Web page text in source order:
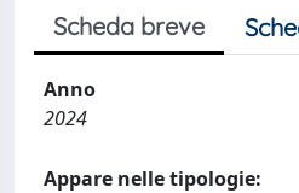
Scheda breve
Anno
2024
Appare nelle tipologie: